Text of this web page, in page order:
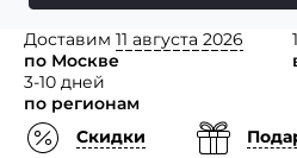
Доставим 11 августа 2026
по Москве
3-10 дней
по регионам
Скидки